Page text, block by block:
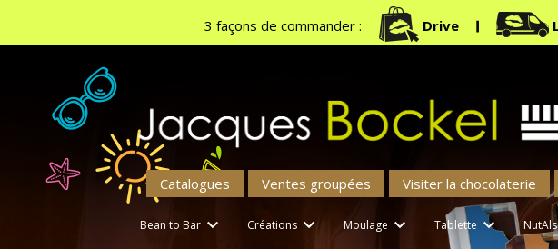
3 façons de commander : Drive
Catalogues Ventes groupées Visiter la chocolaterie

Bean to Bar 
Créations 
Moulage 
Tablette